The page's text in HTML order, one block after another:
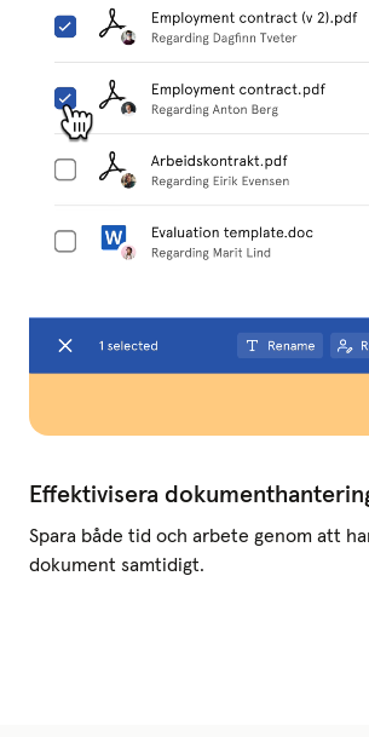
Effektivisera
Spara både tid och arbete genom att
dokument samtidigt.